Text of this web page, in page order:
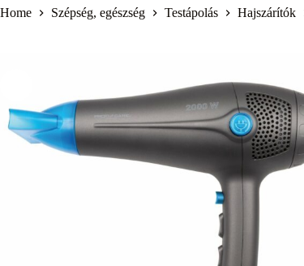
Home Szépség, egészség Testápolás Hajszárítók